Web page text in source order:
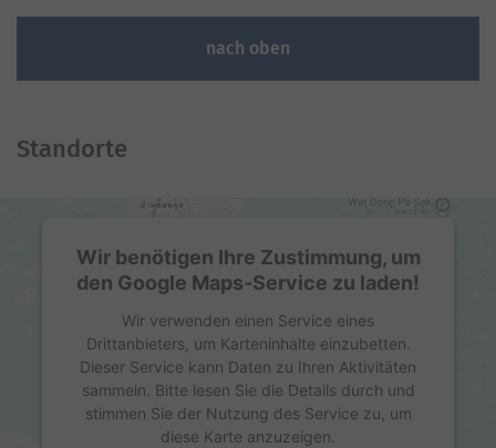
nach oben
Standorte
Wir benötigen Ihre Zustimmung, um
den Google Maps-Service zu laden!
Wir verwenden einen Service eines
Drittanbieters, um Karteninhalte einzubetten.
Dieser Service kann Daten zu Ihren Aktivitäten
sammeln. Bitte lesen Sie die Details durch und
stimmen Sie der Nutzung des Service zu, um
diese Karte anzuzeigen.